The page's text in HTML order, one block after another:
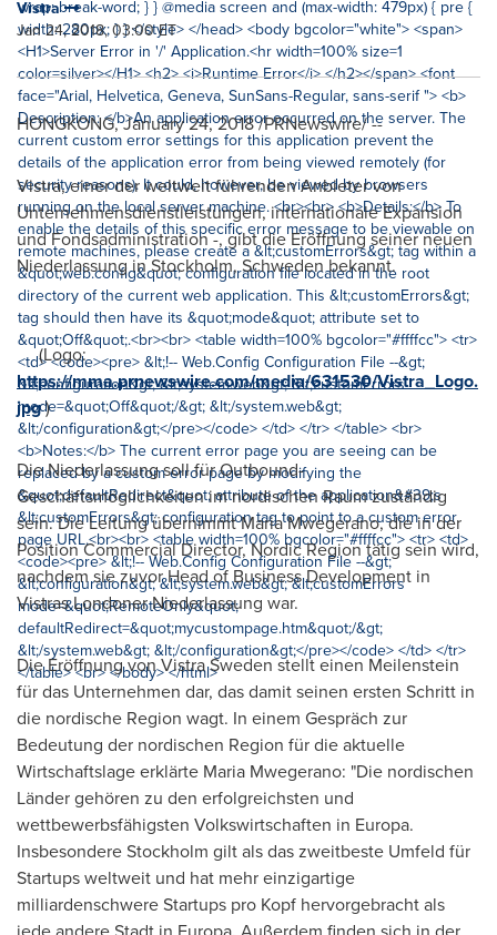
Vistra
Jan 24, 2018, 03:00 ET
HONGKONG,January 24, 2018/PRNewswire/ --
Vistra, einer der weltweit führenden Anbieter von
Unternehmensdienstleistungen, internationale Expansion
und Fondsadministration -, gibt die Eröffnung seiner neuen
Niederlassung inStockholm, Schweden bekannt.
(Logo:
https://mma.prnewswire.com/media/631530/Vistra_Logo.
jpg)
Die Niederlassung soll für Outbound-
Geschäftsmöglichkeiten im nordischen Raum zuständig
sein. Die Leitung übernimmt Maria Mwegerano, die in der
Position Commercial Director, Nordic Region tätig sein wird,
nachdem sie zuvor Head of Business Development in
Vistras Londoner Niederlassung war.
Die Eröffnung von Vistra Sweden stellt einen Meilenstein
für das Unternehmen dar, das damit seinen ersten Schritt in
die nordische Region wagt. In einem Gespräch zur
Bedeutung der nordischen Region für die aktuelle
Wirtschaftslage erklärte Maria Mwegerano: "Die nordischen
Länder gehören zu den erfolgreichsten und
wettbewerbsfähigsten Volkswirtschaften in Europa.
Insbesondere Stockholm gilt als das zweitbeste Umfeld für
Startups weltweit und hat mehr einzigartige
milliardenschwere Startups pro Kopf hervorgebracht als